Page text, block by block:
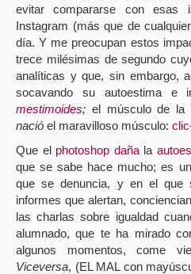
evitar compararse con esas
Instagram (más que de
día. Y me preocupan estos
trece milésimas de segundo
analíticas y que, sin embargo,
socavando su autoestima e
mestimoides; el músculo de la
nació el maravilloso músculo:
Que el photoshop dañala
que se sabe hace mucho; es
que se denuncia, y en el que
informes que alertan,
las charlas sobre igualdad
alumnado, que te ha mirado
algunos momentos, come
Viceversa, (EL MAL con